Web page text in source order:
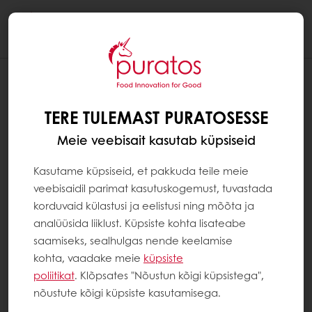
MIS ON VITAMIINID?
Vitamiinid on orgaanilised ained, millel
puudub energeetiline väärtus ja mis on
organismile asendamatud, kuna organism ei
suuda neid ise toota. Seega tuleb vitamiine
saada toidust. Vitamiine on kaks kategooriat:
vees lahustuvad vitamiinid (B- ja C-grupp) ja
rasvlahustuvad vitamiinid (A, D, E, K). Kokku
on 13 vitamiini.
Vitamiinidel on mitmekesised biokeemilised
funktsioonid. Mõned aitavad reguleerida
TERE TULEMAST PURATOSESSE
Meie veebisait kasutab küpsiseid
Kasutame küpsiseid, et pakkuda teile meie
veebisaidil parimat kasutuskogemust, tuvastada
korduvaid külastusi ja eelistusi ning mõõta ja
analüüsida liiklust. Küpsiste kohta lisateabe
saamiseks, sealhulgas nende keelamise
kohta, vaadake meie küpsiste
poliitikat. Klõpsates "Nõustun kõigi küpsistega",
nõustute kõigi küpsiste kasutamisega.